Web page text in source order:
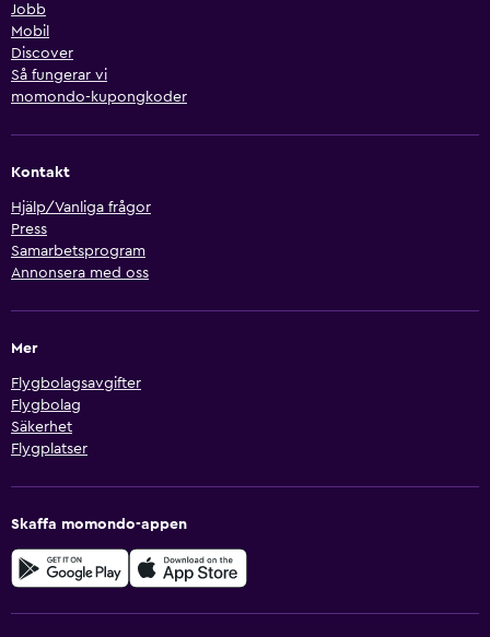
Jobb
Mobil
Discover
Så fungerar vi
momondo-kupongkoder
Kontakt
Hjälp/Vanliga frågor
Press
Samarbetsprogram
Annonsera med oss
Mer
Flygbolagsavgifter
Flygbolag
Säkerhet
Flygplatser
Skaffa momondo-appen